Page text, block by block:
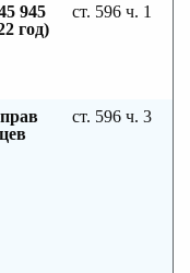
945
год)
ст. 596 ч. 1
ст. 596 ч. 3